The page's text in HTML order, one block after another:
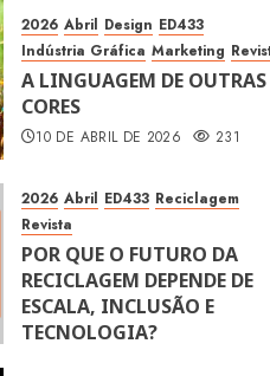
2026 Abril Design ED433
Indústria Gráfica Marketing
A LINGUAGEM DE OUTRAS
CORES
10 DE ABRIL DE 2026 231
2026 Abril ED433 Reciclagem
Revista
POR QUE O FUTURO DA
RECICLAGEM DEPENDE DE
ESCALA, INCLUSÃO E
TECNOLOGIA?